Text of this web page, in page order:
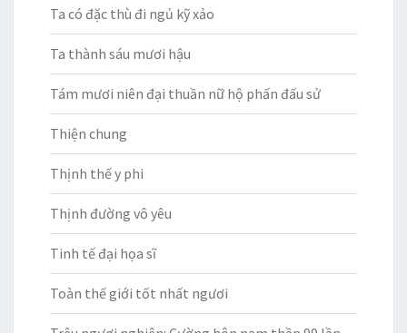
Ta có đặc thù đi ngủ kỹ xảo
Ta thành sáu mươi hậu
Tám mươi niên đại thuần nữ hộ phấn đấu sử
Thiện chung
Thịnh thế y phi
Thịnh đường vô yêu
Tinh tế đại họa sĩ
Toàn thế giới tốt nhất ngươi